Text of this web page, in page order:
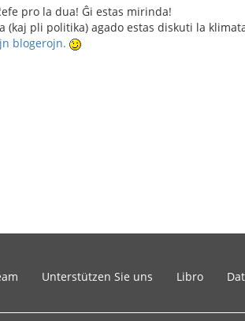
pro la dua! Ĝi estas mirinda!
(kaj pli politika) agado estas diskuti la
blogerojn.
Unterstützen Sie uns Libro